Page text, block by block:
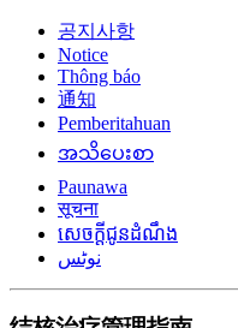
공지사항
Notice
Thông báo
通知
Pemberitahuan
အသိပေးစာ
Paunawa
सूचना
សេចក្តីជូនដំណឹង
نوٹس